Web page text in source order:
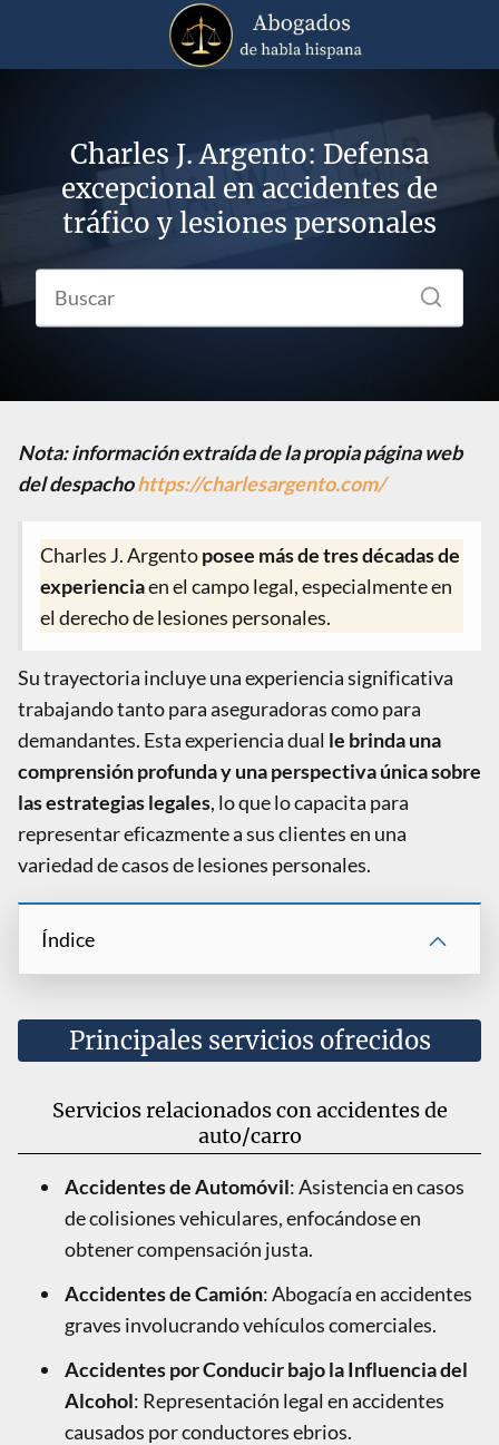
Charles J. Argento: Defensa
excepcional en accidentes de
tráfico y lesiones personales
Nota: información extraída de la propia página web
del despachohttps://charlesargento.com/
Charles J. Argentoposee más de tres décadas de
experienciaen el campo legal, especialmente en
el derecho de lesiones personales.
Su trayectoria incluye una experiencia significativa
trabajando tanto para aseguradoras como para
demandantes. Esta experiencia dual le brinda una
comprensión profunda y una perspectiva única sobre
las estrategias legales, lo que lo capacita para
representar eficazmente a sus clientes en una
variedad de casos de lesiones personales.
Índice
Principales servicios ofrecidos
Servicios relacionados con accidentes de
auto/carro
Accidentes de Automóvil: Asistencia en casos
de colisiones vehiculares, enfocándose en
obtener compensación justa.
Accidentes de Camión: Abogacía en accidentes
graves involucrando vehículos comerciales.
Accidentes por Conducir bajo la Influencia del
Alcohol: Representación legal en accidentes
causados por conductores ebrios.